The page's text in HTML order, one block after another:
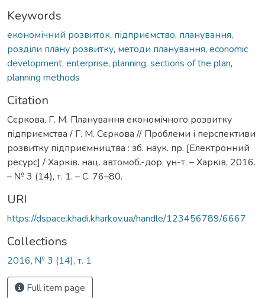
Keywords
економічний розвиток, підприємство, планування,
розділи плану розвитку, методи планування, economic
development, enterprise, planning, sections of the plan,
planning methods
Citation
Сєркова, Г. М. Планування економічного розвитку
підприємства / Г. М. Сєркова // Проблеми і перспективи
розвитку підприємництва : зб. наук. пр. [Електронний
ресурс] / Харків. нац. автомоб.-дор. ун-т. – Харків, 2016.
– № 3 (14), т. 1. – С. 76–80.
URI
https://dspace.khadi.kharkov.ua/handle/123456789/6667
Collections
2016, № 3 (14), т. 1
Full item page